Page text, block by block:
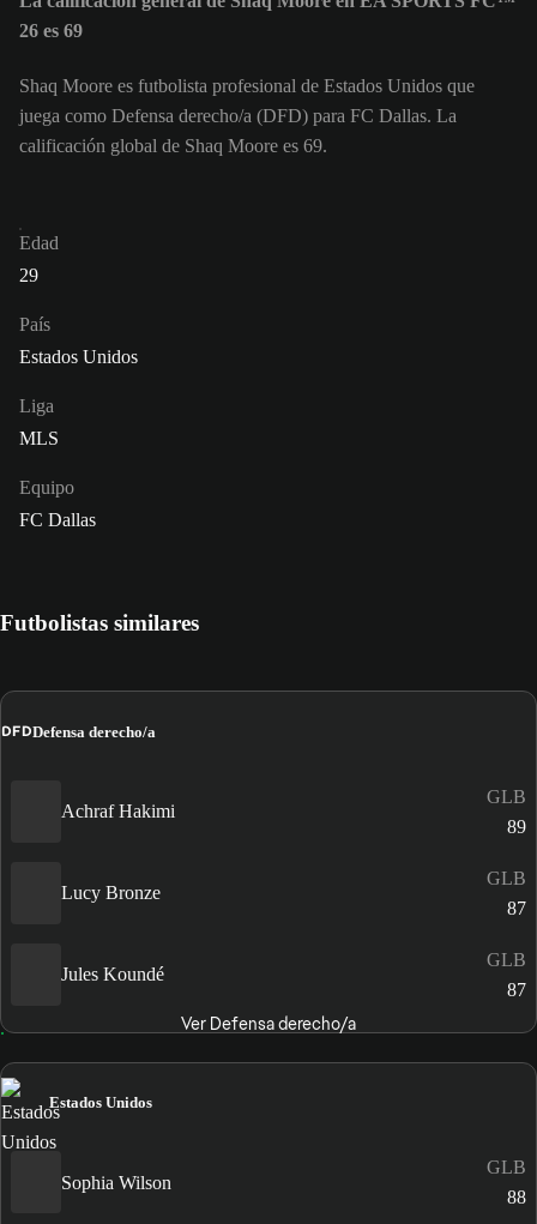
26 es 69
Shaq Moore es futbolista profesional de Estados Unidos que
juega como Defensa derecho/a (DFD) para FC Dallas. La
calificación global de Shaq Moore es 69.
Edad
29
País
Estados Unidos
Liga
MLS
Equipo
FC Dallas
Futbolistas similares
DFDDefensa derecho/a
Achraf Hakimi
GLB
89
Lucy Bronze
GLB
87
Jules Koundé
GLB
87
Ver Defensa derecho/a
Estados Unidos
Sophia Wilson
GLB
88